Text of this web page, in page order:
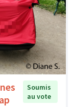
Soumis
au vote